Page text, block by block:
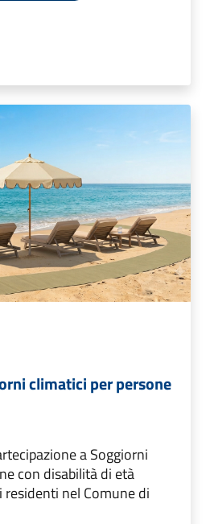
climatici per persone
a Soggiorni
con disabilità di età
nel Comune di